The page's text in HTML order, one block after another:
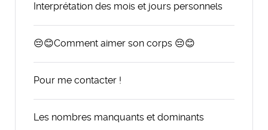
Interprétation des mois et jours personnels
😔😊Comment aimer son corps 😔😊
Pour me contacter !
Les nombres manquants et dominants